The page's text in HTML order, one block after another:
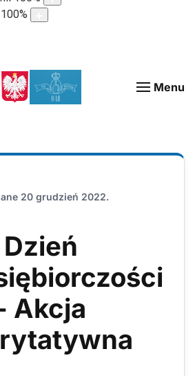
100%
Menu
20 grudzień 2022.
Dzień
Akcja